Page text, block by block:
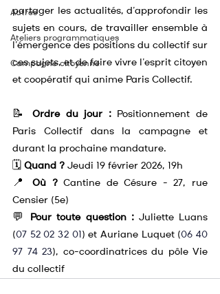
Autres
Ateliers programmatiques
Campagne citoyenne
partager les actualités, d’approfondir les
sujets en cours, de travailler ensemble à
l’émergence des positions du collectif sur
ces sujets, et de faire vivre l’esprit citoyen
et coopératif qui anime Paris Collectif.
📝 Ordre du jour : Positionnement de
Paris Collectif dans la campagne et
durant la prochaine mandature.
🗓️ Quand ? Jeudi 19 février 2026, 19h
📍 Où ? Cantine de Césure - 27, rue
Censier (5e)
💬
Pour toute question : Juliette Luans
(07 52 02 32 01 ) et Auriane Luquet (06 40
97 74 23), co-coordinatrices du pôle Vie
du collectif